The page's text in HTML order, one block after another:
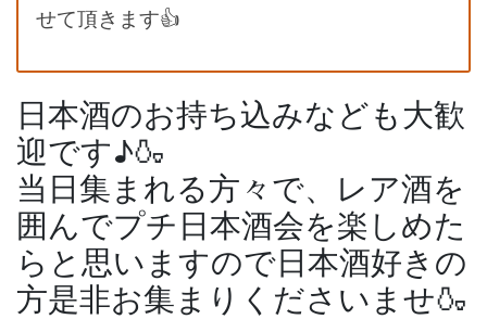
せて頂きます👍
日本酒のお持ち込みなども大歓
迎です♪🍶
当日集まれる方々で、レア酒を
囲んでプチ日本酒会を楽しめた
らと思いますので日本酒好きの
方是非お集まりくださいませ🍶